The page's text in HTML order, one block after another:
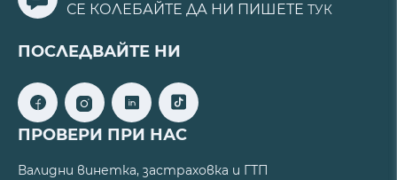
СЕ КОЛЕБАЙТЕ ДА НИ ПИШЕТЕ ТУК
ПОСЛЕДВАЙТЕ НИ
ПРОВЕРИ ПРИ НАС
Валидни винетка, застраховка и ГТП